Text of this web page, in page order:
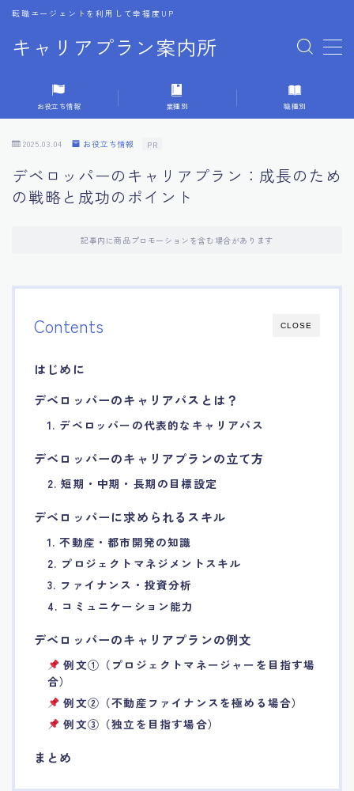
キャリアプラン案内所
転職エージェントを利用して幸福度UP
MENU
1.転職エージェントの選び方
3.キャリア相談時の質問リスト
4.キャリア目標設定の方法
5.キャリアチェンジの体験談
6.専門家からのアドバイス集
7.エージェント面談のポイント
8.非公開求人の魅力
9.年代別の目標設定ポイント
10.エージェント利用時の注意点
12.異業種への転職成功手法
13.キャリアアップする為の戦略
14.エージェント利用者の成功事例集
お役立ち情報 業種別 職種別
2025.03.04 お役立ち情報 PR
デベロッパーのキャリアプラン：成長のため
の戦略と成功のポイント
記事内に商品プロモーションを含む場合があります
CLOSE
Contents
はじめに
デベロッパーのキャリアパスとは？
1. デベロッパーの代表的なキャリアパス
デベロッパーのキャリアプランの立て方
2. 短期・中期・長期の目標設定
デベロッパーに求められるスキル
1. 不動産・都市開発の知識
2. プロジェクトマネジメントスキル
3. ファイナンス・投資分析
4. コミュニケーション能力
デベロッパーのキャリアプランの例文
例文①（プロジェクトマネージャーを目指す場
合）
例文②（不動産ファイナンスを極める場合）
例文③（独立を目指す場合）
まとめ